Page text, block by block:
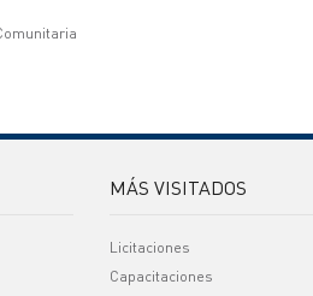
MÁS VISITADOS
Licitaciones
Capacitaciones